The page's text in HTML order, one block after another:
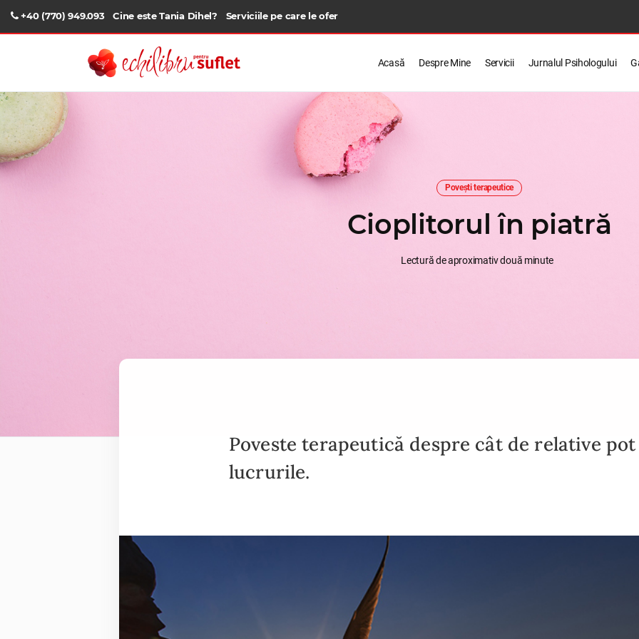
+40 (770) 949.093 Cine este Tania Dihel? Serviciile pe care le ofer
Acasă Despre Mine Servicii Jurnalul Psihologului
Povești terapeutice
Cioplitorul în piatră
Lectură de aproximativ două minute
Poveste terapeutică despre cât de relative
lucrurile.